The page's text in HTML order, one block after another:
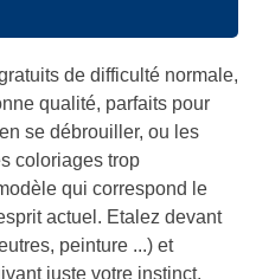
de difficulté normale,
qualité, parfaits pour
se débrouiller, ou les
coloriages trop
qui correspond le
actuel. Etalez devant
peinture ...) et
juste votre instinct.